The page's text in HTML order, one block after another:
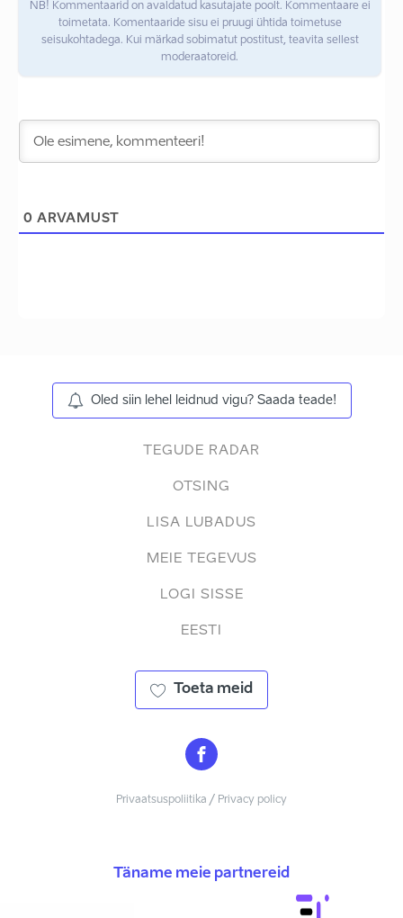
NB! Kommentaarid on avaldatud kasutajate poolt. Kommentaare ei
toimetata. Komentaaride sisu ei pruugi ühtida toimetuse
seisukohtadega. Kui märkad sobimatut postitust, teavita sellest
moderaatoreid.
0 ARVAMUST
Oled siin lehel leidnud vigu? Saada teade!
TEGUDE RADAR
OTSING
LISA LUBADUS
MEIE TEGEVUS
LOGI SISSE
EESTI
Toeta meid
Privaatsuspoliitika / Privacy policy
Täname meie partnereid